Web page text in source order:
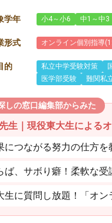
学年 小4～小6 中1～中3
形式 オンライン個別指導
的 私立中学受験対策
医学部受験
難関私
しの窓口編集部からみた
生｜現役東大生による
につながる努力の仕方
ば、サボり癖！柔軟な
生に質問し放題！「オ